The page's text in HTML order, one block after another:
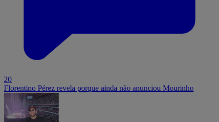
20
Florentino Pérez revela porque ainda não anunciou Mourinho